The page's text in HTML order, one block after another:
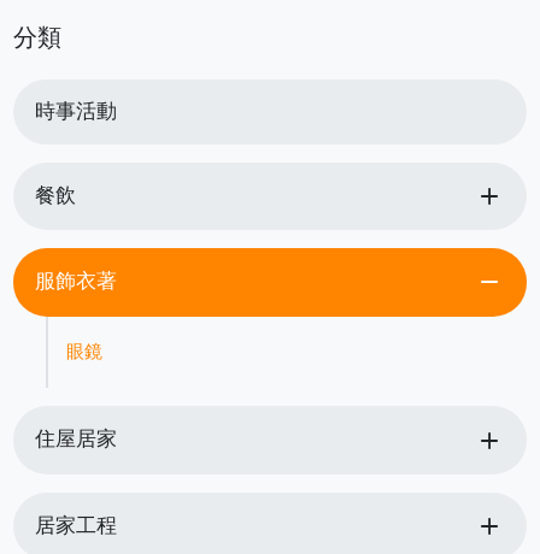
分類
時事活動
餐飲 add
服飾衣著 remove
眼鏡
住屋居家 add
居家工程 add